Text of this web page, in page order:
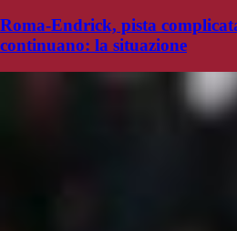
Roma-Endrick, pista
continuano: la situazione